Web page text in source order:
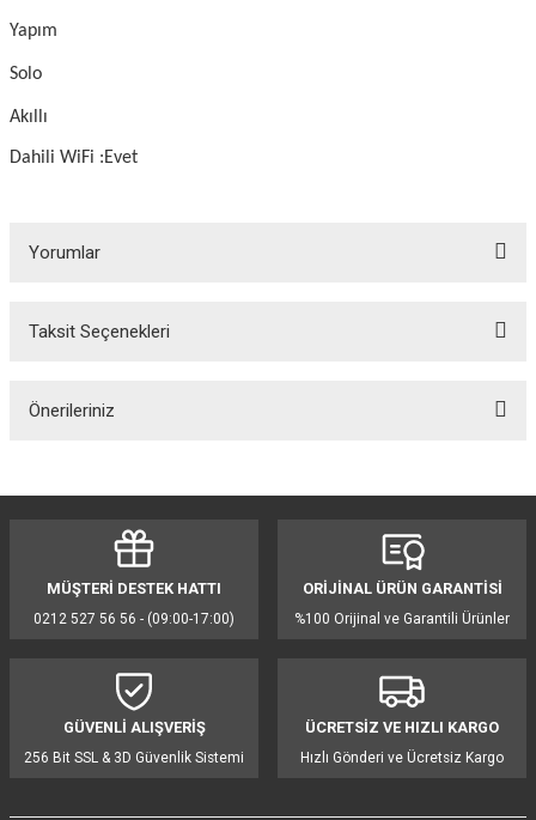
Yapım
Solo
Akıllı
Dahili WiFi :Evet
Yorumlar
Taksit Seçenekleri
Önerileriniz
Görüş ve önerileriniz için teşekkür ederiz.
Ürün resmi kalitesiz, bozuk veya görüntülenemiyor.
Ürün açıklamasında eksik bilgiler bulunuyor.
Ürün fiyatı diğer sitelerden daha pahalı.
Bu ürüne benzer farklı alternatifler olmalı.
MÜŞTERİ DESTEK HATTI
0212 527 56 56 - (09:00-17:00)
ORİJİNAL ÜRÜN GARANTİSİ
%100 Orijinal ve Garantili Ürünler
GÜVENLİ ALIŞVERİŞ
256 Bit SSL & 3D Güvenlik Sistemi
ÜCRETSİZ VE HIZLI KARGO
Hızlı Gönderi ve Ücretsiz Kargo